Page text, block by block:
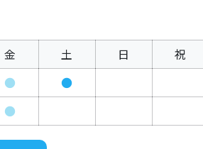
金 土 日 祝
● ●
●